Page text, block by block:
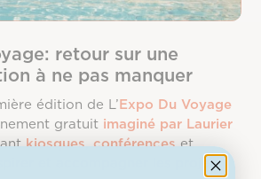
retour sur une
à ne pas manquer
édition de L’Expo Du Voyage
gratuit imaginé par Laurier
kiosques,conférenceset
et accompagner les projets